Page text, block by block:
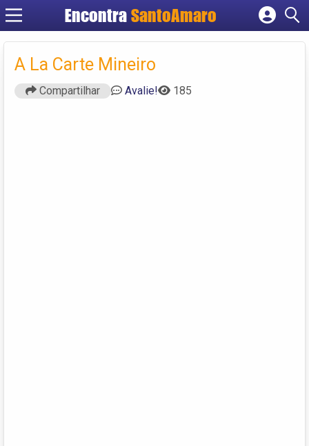
Encontra SantoAmaro
Cadastrar empresa
Criar conta
A La Carte Mineiro
Compartilhar Avalie! 185